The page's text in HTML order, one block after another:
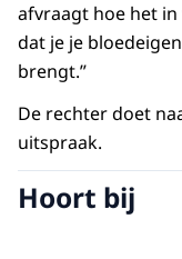
afvraagt hoe het
dat je je
brengt.”
De rechter doet
uitspraak.
Hoort bij